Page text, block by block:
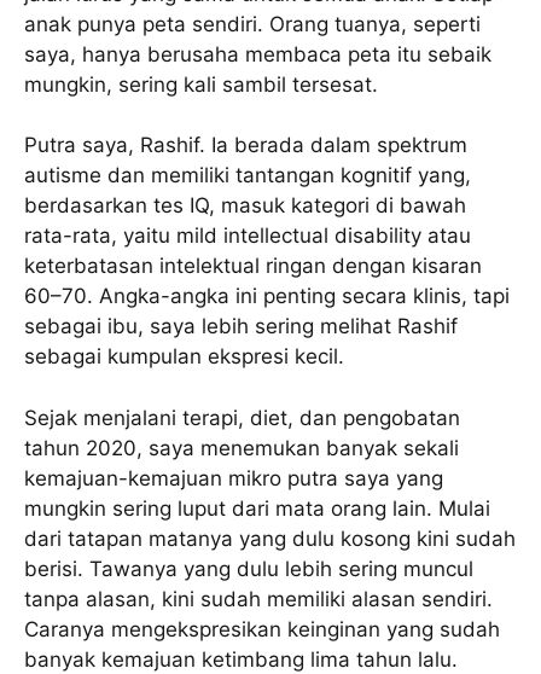
anak punya peta sendiri. Orang tuanya, seperti
saya, hanya berusaha membaca peta itu sebaik
mungkin, sering kali sambil tersesat.
Putra saya, Rashif. Ia berada dalam spektrum
autisme dan memiliki tantangan kognitif yang,
berdasarkan tes IQ, masuk kategori di bawah
rata-rata, yaitu mild intellectual disability atau
keterbatasan intelektual ringan dengan kisaran
60–70. Angka-angka ini penting secara klinis, tapi
sebagai ibu, saya lebih sering melihat Rashif
sebagai kumpulan ekspresi kecil.
Sejak menjalani terapi, diet, dan pengobatan
tahun 2020, saya menemukan banyak sekali
kemajuan-kemajuan mikro putra saya yang
mungkin sering luput dari mata orang lain. Mulai
dari tatapan matanya yang dulu kosong kini sudah
berisi. Tawanya yang dulu lebih sering muncul
tanpa alasan, kini sudah memiliki alasan sendiri.
Caranya mengekspresikan keinginan yang sudah
banyak kemajuan ketimbang lima tahun lalu.